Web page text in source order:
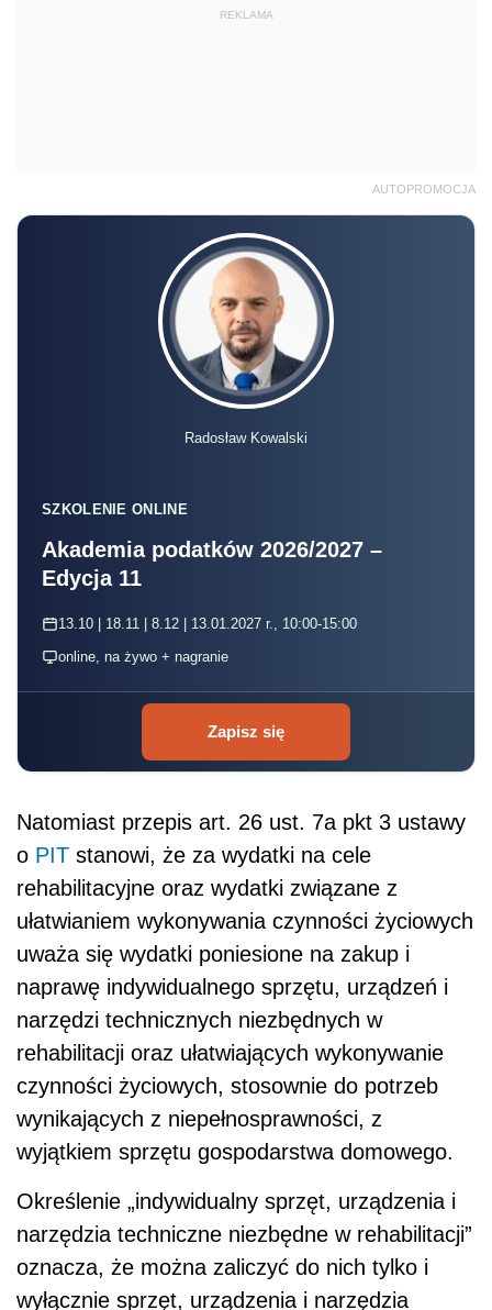
REKLAMA
AUTOPROMOCJA
Radosław Kowalski
SZKOLENIE ONLINE
Akademia podatków 2026/2027 –
Edycja 11
13.10 | 18.11 | 8.12 | 13.01.2027 r., 10:00-15:00
online, na żywo + nagranie
Zapisz się
Natomiast przepis art. 26 ust. 7a pkt 3 ustawy
o PIT stanowi, że za wydatki na cele
rehabilitacyjne oraz wydatki związane z
ułatwianiem wykonywania czynności życiowych
uważa się wydatki poniesione na zakup i
naprawę indywidualnego sprzętu, urządzeń i
narzędzi technicznych niezbędnych w
rehabilitacji oraz ułatwiających wykonywanie
czynności życiowych, stosownie do potrzeb
wynikających z niepełnosprawności, z
wyjątkiem sprzętu gospodarstwa domowego.
Określenie „indywidualny sprzęt, urządzenia i
narzędzia techniczne niezbędne w rehabilitacji”
oznacza, że można zaliczyć do nich tylko i
wyłącznie sprzęt, urządzenia i narzędzia